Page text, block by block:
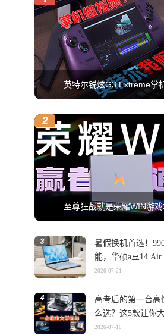
英特尔锐炫G3 Extreme掌
至尊狂战就是荣耀WIN游
暑假换机首选！
能，华硕a豆14 Air
2026-07-21
高考后的第一台高
么选？这5款让你
位
2026-07-16